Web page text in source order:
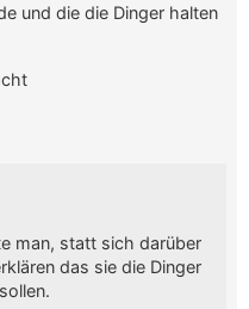
und die die Dinger halten
man, statt sich darüber
das sie die Dinger